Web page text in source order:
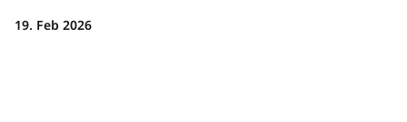
19. Feb 2026